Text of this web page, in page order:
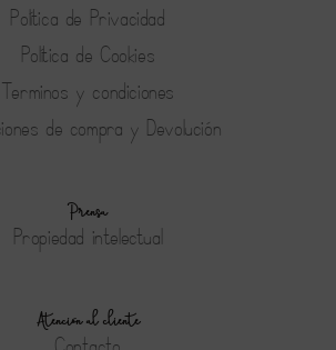
Política de Privacidad
Política de Cookies
Terminos y condiciones
de compra y Devolución
Prensa
Propiedad intelectual
Atención al cliente